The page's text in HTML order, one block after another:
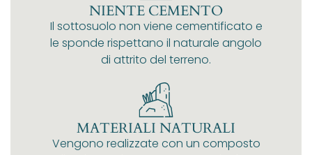
NIENTE CEMENTO
Il sottosuolo non viene cementificato e
le sponde rispettano il naturale angolo
di attrito del terreno.
MATERIALI NATURALI
Vengono realizzate con un composto